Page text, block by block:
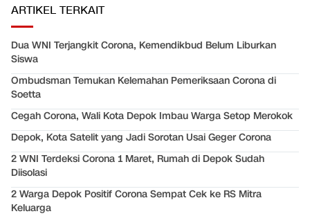
ARTIKEL TERKAIT
Dua WNI Terjangkit Corona, Kemendikbud Belum Liburkan
Siswa
Ombudsman Temukan Kelemahan Pemeriksaan Corona di
Soetta
Cegah Corona, Wali Kota Depok Imbau Warga Setop Merokok
Depok, Kota Satelit yang Jadi Sorotan Usai Geger Corona
2 WNI Terdeksi Corona 1 Maret, Rumah di Depok Sudah
Diisolasi
2 Warga Depok Positif Corona Sempat Cek ke RS Mitra
Keluarga